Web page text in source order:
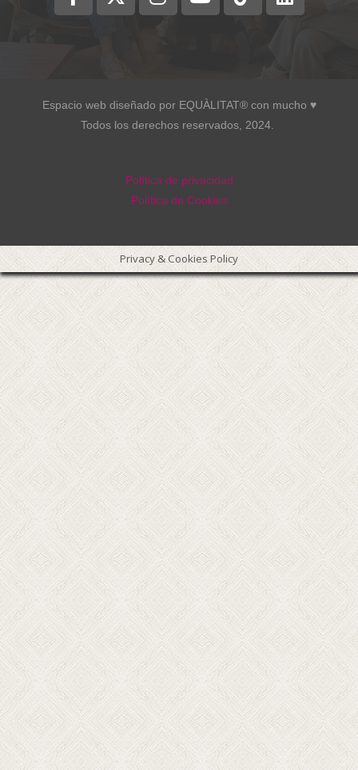
Espacio web diseñado por EQUÀLITAT® con mucho ♥︎
Todos los derechos reservados, 2024.
Política de privacidad
Política de Cookies
Privacy & Cookies Policy